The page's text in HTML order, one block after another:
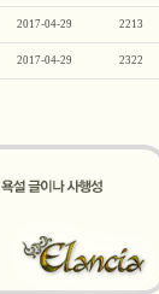
2017-04-29 2213
2017-04-29 2322